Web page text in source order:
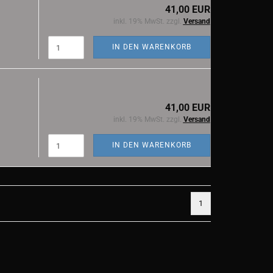
41,00 EUR
inkl. 19% MwSt. zzgl. Versand
IN DEN WARENKORB
41,00 EUR
inkl. 19% MwSt. zzgl. Versand
IN DEN WARENKORB
1